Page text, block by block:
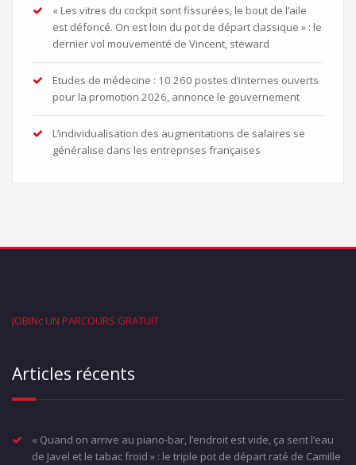
« Les vitres du cockpit sont fissurées, le bout de l’aile
est défoncé. On est loin du pot de départ classique » : le
dernier vol mouvementé de Vincent, steward
Etudes de médecine : 10 260 postes d’internes ouverts
pour la promotion 2026, annonce le gouvernement
L’individualisation des augmentations de salaires se
généralise dans les entreprises françaises
JOBINc UN PARCOURS GRATUIT
Articles récents
« Quand on arrive au piano-bar, l’endroit est vide, ça sent l’eau
de Javel et le tabac froid » : le triple pot de départ raté de Camille